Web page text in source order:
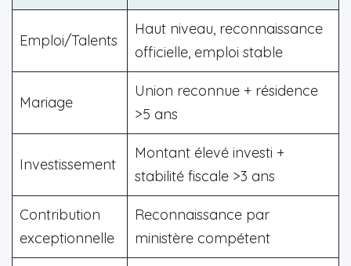
Emploi/Talents
Haut niveau, reconnaissance
officielle, emploi stable
Mariage
Union reconnue + résidence
>5 ans
Investissement
Montant élevé investi +
stabilité fiscale >3 ans
Contribution
exceptionnelle
Reconnaissance par
ministère compétent